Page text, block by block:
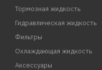
Тормозная жидкость
Гидравлическая жидкость
Фильтры
Охлаждающая жидкость
Аксессуары